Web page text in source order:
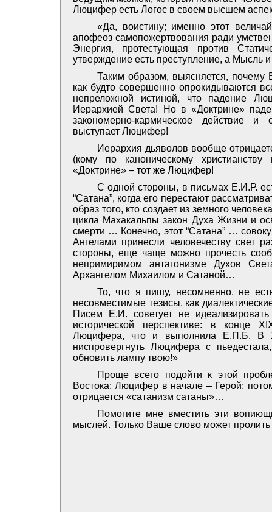
Люцифер есть Логос в своем высшем
«Да, воистину; именно этот
апофеоз самопожертвования ради
Энергия, протестующая против
утверждение есть преступление, а Мысль
Таким образом, выясняется,
как будто совершенно опрокидываются
непреложной истиной, что падение
Иерархией Света! Но в «Доктрине»
закономерно-кармическое действие
выступает Люцифер!
Иерархия дьяволов вообще
(кому по каноническому
«Доктрине» – тот же Люцифер!
С одной стороны, в письмах Е.И.Р.
“Сатана”, когда его перестают
образ того, кто создает из земного
цикла Махакальпы закон Духа Жизни и
смерти … Конечно, этот “Сатана” …
Ангелами принесли человечеству свет
стороны, еще чаще можно прочесть
непримиримом антагонизме Духов
Архангелом Михаилом и Сатаной…
То, что я пишу, несомненно, не
несовместимые тезисы, как
Писем Е.И. советует не
исторической перспективе: в конце
Люцифера, что и выполнила Е.П.Б. В
ниспровергнуть Люцифера с
обновить лампу твою!»
Проще всего подойти к этой
Востока: Люцифер в начале – Герой;
отрицается «сатанизм сатаны»…
Помогите мне вместить эти
мыслей. Только Ваше слово может